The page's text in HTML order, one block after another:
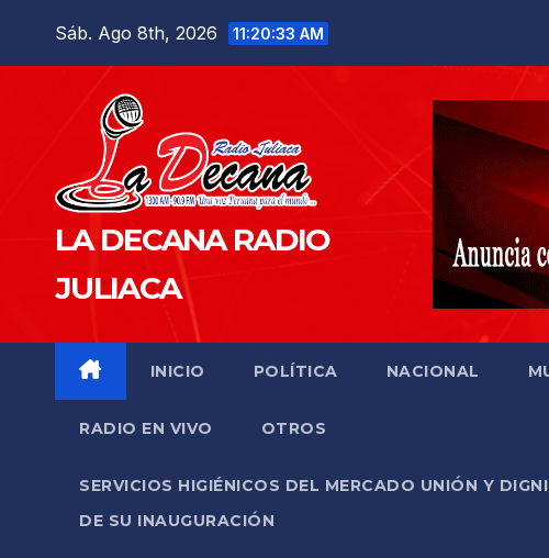
Sáb. Ago 8th, 2026 11:20:34 AM
LA DECANA RADIO
JULIACA
INICIO POLÍTICA NACIONAL
RADIO EN VIVO OTROS
SERVICIOS HIGIÉNICOS DEL MERCADO UNIÓN Y
DE SU INAUGURACIÓN